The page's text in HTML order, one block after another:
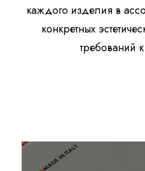
каждого изделия в
конкретных
требований